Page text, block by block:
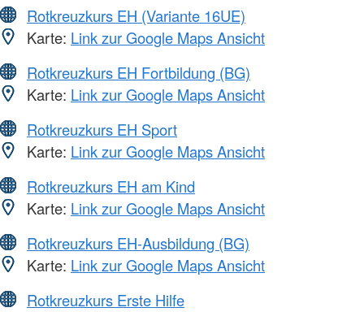
Rotkreuzkurs EH (Variante 16UE)
Karte: Link zur Google Maps Ansicht
Rotkreuzkurs EH Fortbildung (BG)
Karte: Link zur Google Maps Ansicht
Rotkreuzkurs EH Sport
Karte: Link zur Google Maps Ansicht
Rotkreuzkurs EH am Kind
Karte: Link zur Google Maps Ansicht
Rotkreuzkurs EH-Ausbildung (BG)
Karte: Link zur Google Maps Ansicht
Rotkreuzkurs Erste Hilfe